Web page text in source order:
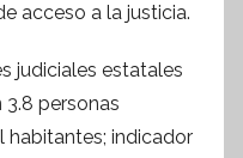
acceso a la justicia.
judiciales estatales
personas
habitantes; indicador